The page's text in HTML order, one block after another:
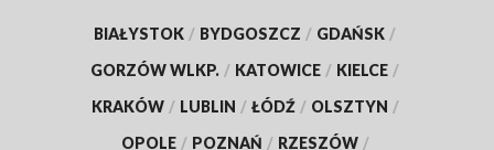
BIAŁYSTOK / BYDGOSZCZ / GDAŃSK /
GORZÓW WLKP. / KATOWICE / KIELCE /
KRAKÓW / LUBLIN / ŁÓDŹ / OLSZTYN /
OPOLE / POZNAŃ / RZESZÓW /